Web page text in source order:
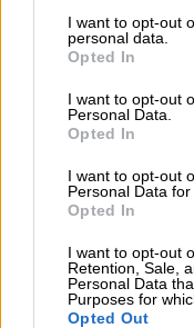
not limited to your
grant or deny
use your data for
consent section.
I want to opt-out
personal data.
Opted In
I want to opt-out
Personal Data.
Opted In
I want to opt-out
Personal Data for
Opted In
I want to opt-out
Retention, Sale,
Personal Data
Purposes for
Opted Out